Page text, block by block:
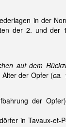
in der
der 2. und der
auf dem
Alter der Opfer (ca.
der
in Tavaux-et-